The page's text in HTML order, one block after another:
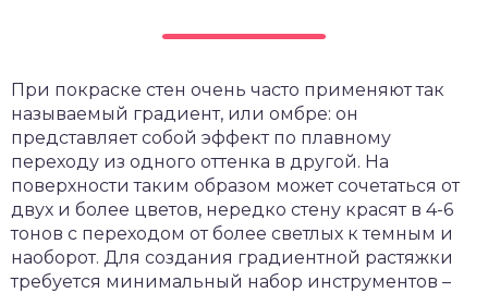
При покраске стен очень часто применяют так
называемый градиент, или омбре: он
представляет собой эффект по плавному
переходу из одного оттенка в другой. На
поверхности таким образом может сочетаться от
двух и более цветов, нередко стену красят в 4-6
тонов с переходом от более светлых к темным и
наоборот. Для создания градиентной растяжки
требуется минимальный набор инструментов –